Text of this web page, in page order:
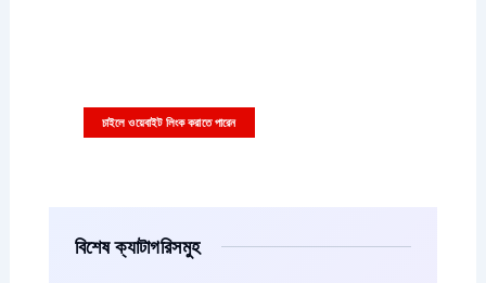
চাইলে ওয়েবাইট লিংক করাতে পারেন
বিশেষ ক্যাটাগরিসমুহ